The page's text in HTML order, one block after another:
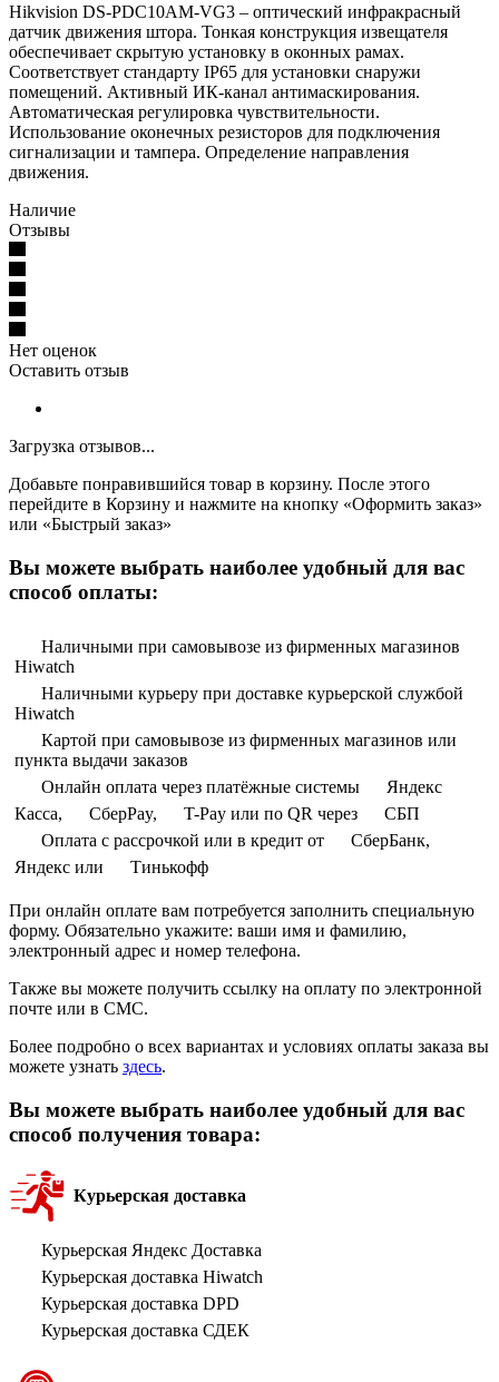
Hikvision DS-PDC10AM-VG3 – оптический инфракрасный
датчик движения штора. Тонкая конструкция извещателя
обеспечивает скрытую установку в оконных рамах.
Соответствует стандарту IP65 для установки снаружи
помещений. Активный ИК-канал антимаскирования.
Автоматическая регулировка чувствительности.
Использование оконечных резисторов для подключения
сигнализации и тампера. Определение направления
движения.
Наличие
Отзывы
Нет оценок
Оставить отзыв
Загрузка отзывов...
Добавьте понравившийся товар в корзину. После этого
перейдите в Корзину и нажмите на кнопку «Оформить заказ»
или «Быстрый заказ»
Вы можете выбрать наиболее удобный для вас
способ оплаты:
Наличными при самовывозе из фирменных магазинов
Hiwatch
Наличными курьеру при доставке курьерской службой
Hiwatch
Картой при самовывозе из фирменных магазинов или
пункта выдачи заказов
Онлайн оплата через платёжные системы
Яндекс
Касса,
СберPay, T-Pay или по QR через
СБП
Оплата с рассрочкой или в кредит от
СберБанк,
Яндекс или
Тинькофф
При онлайн оплате вам потребуется заполнить специальную
форму. Обязательно укажите: ваши имя и фамилию,
электронный адрес и номер телефона.
Также вы можете получить ссылку на оплату по электронной
почте или в СМС.
Более подробно о всех вариантах и условиях оплаты заказа вы
можете узнать здесь.
Вы можете выбрать наиболее удобный для вас
способ получения товара:
Курьерская доставка
Курьерская Яндекс Доставка
Курьерская доставка Hiwatch
Курьерская доставка DPD
Курьерская доставка СДЕК